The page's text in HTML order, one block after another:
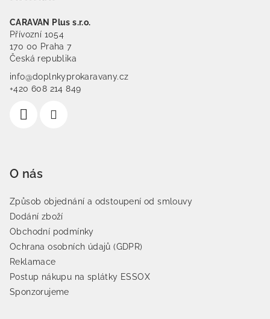
CARAVAN Plus s.r.o.
Přívozní 1054
170 00 Praha 7
Česká republika
info@doplnkyprokaravany.cz
+420 608 214 849
O nás
Způsob objednání a odstoupení od smlouvy
Dodání zboží
Obchodní podmínky
Ochrana osobních údajů (GDPR)
Reklamace
Postup nákupu na splátky ESSOX
Sponzorujeme